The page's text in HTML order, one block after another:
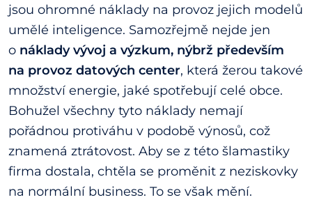
jsou ohromné náklady na provoz jejich modelů
umělé inteligence. Samozřejmě nejde jen
o náklady vývoj a výzkum, nýbrž především
na provoz datových center, která žerou takové
množství energie, jaké spotřebují celé obce.
Bohužel všechny tyto náklady nemají
pořádnou protiváhu v podobě výnosů, což
znamená ztrátovost. Aby se z této šlamastiky
firma dostala, chtěla se proměnit z neziskovky
na normální business. To se však mění.